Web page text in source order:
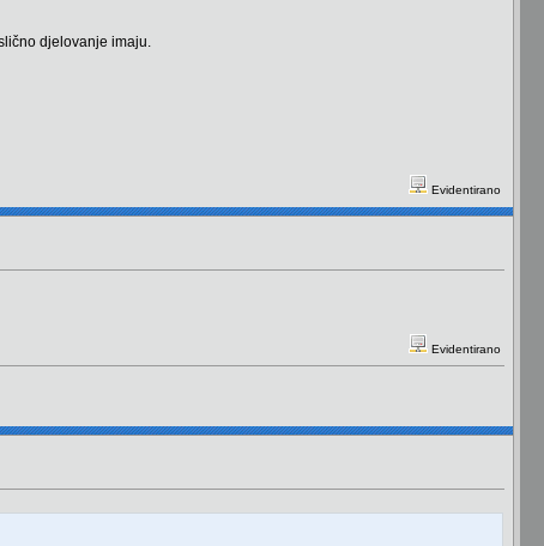
djelovanje imaju.
Evidentirano
Evidentirano